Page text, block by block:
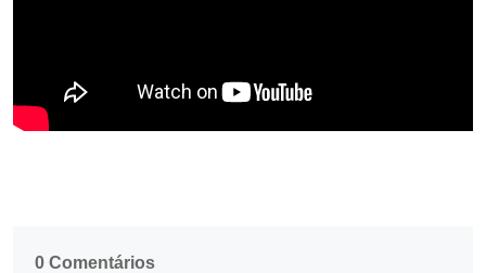
0 Comentários